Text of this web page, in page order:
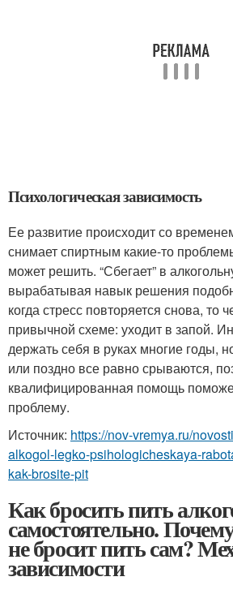
Психологическая зависимость
Ее развитие происходит со
снимает спиртным какие-то
может решить. “Сбегает” в
вырабатывая навык решения
когда стресс повторяется снова, то
привычной схеме: уходит в запой.
держать себя в руках многие годы,
или поздно все равно срываются,
квалифицированная помощь
проблему.
Источник: https://nov-vremya.ru/
alkogol-legko-psihologicheskaya-
kak-brosite-pit
Как бросить пить
самостоятельно.
не бросит пить сам?
зависимости